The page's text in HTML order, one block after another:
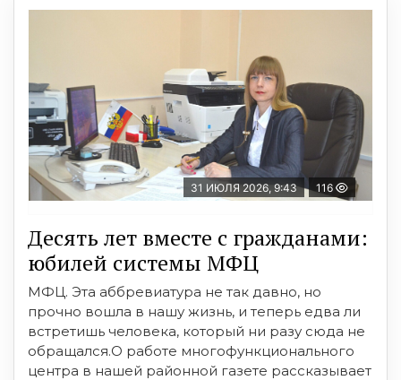
31 ИЮЛЯ 2026, 9:43 116
Десять лет вместе с гражданами:
юбилей системы МФЦ
МФЦ. Эта аббревиатура не так давно, но
прочно вошла в нашу жизнь, и теперь едва ли
встретишь человека, который ни разу сюда не
обращался.О работе многофункционального
центра в нашей районной газете рассказывает